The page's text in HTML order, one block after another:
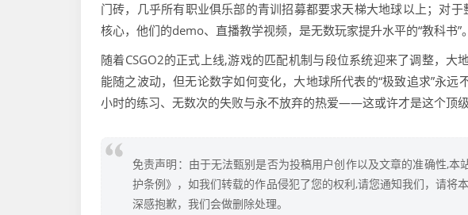
门砖，几乎所有职业俱乐部的青训招募都要求天梯大地球以上；对
核心，他们的demo、直播教学视频，是无数玩家提升水平的“教科书”。
随着CSGO2的正式上线,游戏的匹配机制与段位系统迎来了调整，
能随之波动，但无论数字如何变化，大地球所代表的“极致追求”永
小时的练习、无数次的失败与永不放弃的热爱——这或许才是这个顶
免责声明：由于无法甄别是否为投稿用户创作以及文章的准确性,
护条例》，如我们转载的作品侵犯了您的权利,请您通知我们，请将
深感抱歉，我们会做删除处理。